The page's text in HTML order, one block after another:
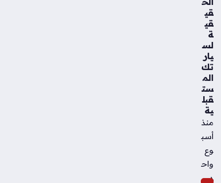
قي
قي
ة
لس
يار
تك
الم
ست
قبل
ية
منذ
أسب
وع
واح
د